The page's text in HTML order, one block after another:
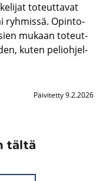
to­teut­ta­vat
ryh­mis­sä. Opin­to­
mu­kaan to­teut­
kuten pe­lioh­jel­
Päivitetty 9.2.2026
tältä